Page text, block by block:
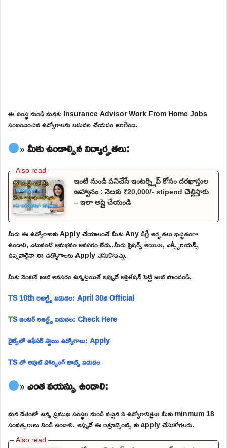
ఈ సంస్థ నుండి మనకు Insurance Advisor Work From Home Jobs
సంబందించిన ఉద్యోగాలను విడుదల చేయడం జరిగింది.
» మీకు ఉండాల్సిన విద్యార్హతలు:
ఇంటి నుండి పనిచేసే ఇంటర్న్షిప్ కోసం దరఖాస్తుల
ఆహ్వానం : నెలకు ₹20,000/- stipend చెల్లిస్తారు
– ఇలా అప్లై చేయండి
మీరు ఈ ఉద్యోగాలకు Apply చేయాలంటే మీకు Any డిగ్రీ అర్హతలు ఖచ్చితంగా
ఉండాలి, ఎటువంటి అనుభవం అవసరం లేదు..మీరు ఫ్రెషర్స్ అయినా, ఎక్స్పీరియన్స్
ఉన్నవారైనా ఈ ఉద్యోగాలకు Apply చేసుకోవచ్చు.
మీకు వెంటనే జాబ్ అవసరం ఉన్నట్లయితే ఇప్పుడే అప్లికేషన్ పెట్టి జాబ్ పొందండి.
TS 10th రిజల్ట్స్ విడుదల: April 30న Official
TS ఇంటర్ రిజల్ట్స్ విడుదల: Check Here
రైల్వేలో ఆఫీసర్ స్థాయి ఉద్యోగాలు: Apply
TS లో అవుట్ సోర్సింగ్ జాబ్స్ విడుదల
» ఎంత వయస్సు ఉండాలి:
మన దేశంలో ఉన్న ప్రముఖ సంస్థల నుండి వచ్చిన ఏ ఉద్యోగానికైనా మీకు minmum 18
సంవత్సరాలు నిండి ఉండాలి. అప్పుడే ఈ రిక్రూట్మెంట్స్ కు apply చేసుకోగలరు.